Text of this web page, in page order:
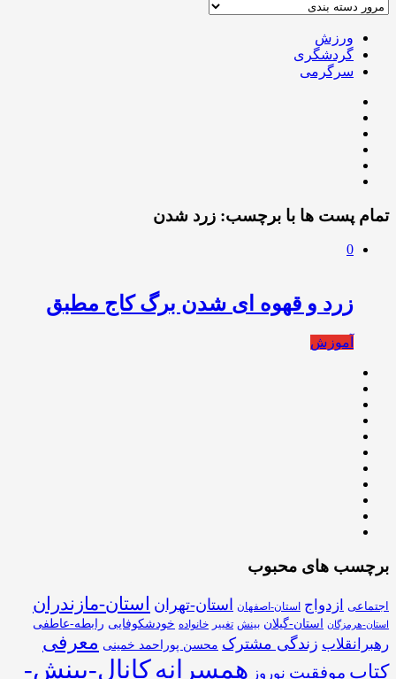
ورزش
گردشگری
سرگرمی
تمام پست ها با برچسب: زرد شدن
0
زرد و قهوه ای شدن برگ کاج مطبق
آموزش
برچسب های محبوب
اجتماعی ازدواج استان-اصفهان استان-تهران استان-مازندران
استان-هرمزگان استان-گیلان بینش تغییر خانواده خودشکوفایی رابطه-عاطفی
رهبرانقلاب زندگی مشترک محسن پوراحمد خمینی معرفی
کتاب موفقیت نوروز همسرانهکانال-بینش-